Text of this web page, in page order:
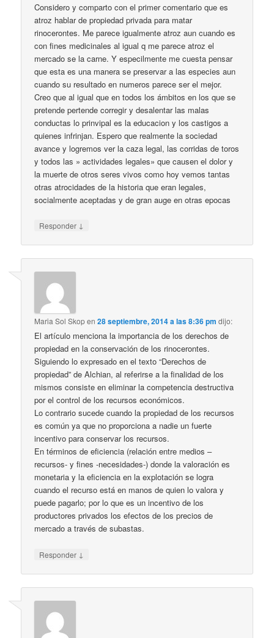
Considero y comparto con el primer comentario que es
atroz hablar de propiedad privada para matar
rinocerontes. Me parece igualmente atroz aun cuando es
con fines medicinales al igual q me parece atroz el
mercado se la carne. Y especilmente me cuesta pensar
que esta es una manera se preservar a las especies aun
cuando su resultado en numeros parece ser el mejor.
Creo que al igual que en todos los ámbitos en los que se
pretende pertende corregir y desalentar las malas
conductas lo prinvipal es la educacion y los castigos a
quienes infrinjan. Espero que realmente la sociedad
avance y logremos ver la caza legal, las corridas de toros
y todos las » actividades legales» que causen el dolor y
la muerte de otros seres vivos como hoy vemos tantas
otras atrocidades de la historia que eran legales,
socialmente aceptadas y de gran auge en otras epocas
Responder ↓
Maria Sol Skopen28 septiembre, 2014 a las 8:36 pm dijo:
El artículo menciona la importancia de los derechos de
propiedad en la conservación de los rinocerontes.
Siguiendo lo expresado en el texto “Derechos de
propiedad” de Alchian, al referirse a la finalidad de los
mismos consiste en eliminar la competencia destructiva
por el control de los recursos económicos.
Lo contrario sucede cuando la propiedad de los recursos
es común ya que no proporciona a nadie un fuerte
incentivo para conservar los recursos.
En términos de eficiencia (relación entre medios –
recursos- y fines -necesidades-) donde la valoración es
monetaria y la eficiencia en la explotación se logra
cuando el recurso está en manos de quien lo valora y
puede pagarlo; por lo que es un incentivo de los
productores privados los efectos de los precios de
mercado a través de subastas.
Responder ↓